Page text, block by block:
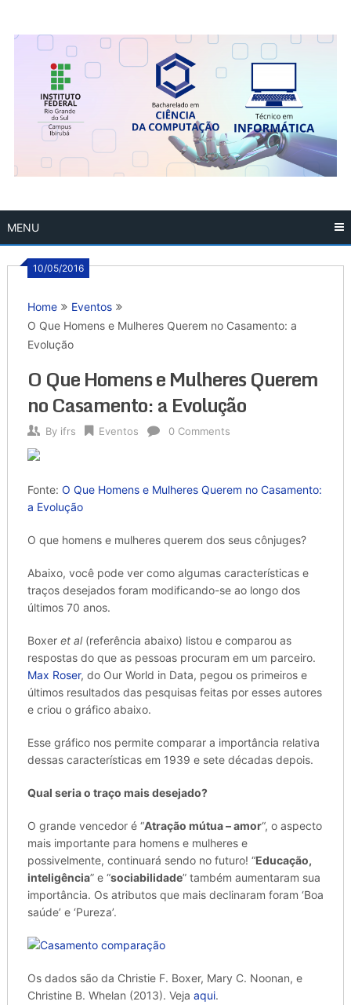
MENU
10/05/2016
Home
Eventos
O Que Homens e Mulheres Querem no Casamento: a
Evolução
O Que Homens e Mulheres Querem
no Casamento: a Evolução
By ifrs Eventos 0 Comments
Fonte: O Que Homens e Mulheres Querem no Casamento:
a Evolução
O que homens e mulheres querem dos seus cônjuges?
Abaixo, você pode ver como algumas características e
traços desejados foram modificando-se ao longo dos
últimos 70 anos.
Boxeret al(referência abaixo) listou e comparou as
respostas do que as pessoas procuram em um parceiro.
Max Roser, do Our World in Data, pegou os primeiros e
últimos resultados das pesquisas feitas por esses autores
e criou o gráfico abaixo.
Esse gráfico nos permite comparar a importância relativa
dessas características em 1939 e sete décadas depois.
Qual seria o traço mais desejado?
O grande vencedor é “Atração mútua – amor“, o aspecto
mais importante para homens e mulheres e
possivelmente, continuará sendo no futuro! “Educação,
inteligência” e “sociabilidade” também aumentaram sua
importância. Os atributos que mais declinaram foram ‘Boa
saúde’ e ‘Pureza’.
Os dados são da Christie F. Boxer, Mary C. Noonan, e
Christine B. Whelan (2013). Veja aqui.